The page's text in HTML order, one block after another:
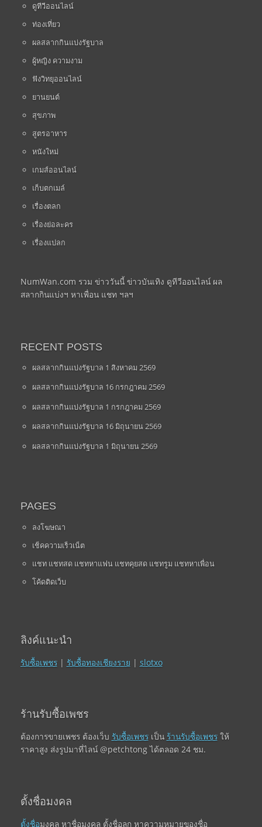
ดูทีวีออนไลน์
ท่องเที่ยว
ผลสลากกินแบ่งรัฐบาล
ผู้หญิง ความงาม
ฟังวิทยุออนไลน์
ยานยนต์
สุขภาพ
สูตรอาหาร
หนังใหม่
เกมส์ออนไลน์
เก็บตกเมล์
เรื่องตลก
เรื่องย่อละคร
เรื่องแปลก
NumWan.com รวม ข่าววันนี้ ข่าวบันเทิง ดูทีวีออนไลน์ ผล
สลากกินแบ่งฯ หาเพื่อน แชท ฯลฯ
RECENT POSTS
ผลสลากกินแบ่งรัฐบาล 1 สิงหาคม 2569
ผลสลากกินแบ่งรัฐบาล 16 กรกฎาคม 2569
ผลสลากกินแบ่งรัฐบาล 1 กรกฎาคม 2569
ผลสลากกินแบ่งรัฐบาล 16 มิถุนายน 2569
ผลสลากกินแบ่งรัฐบาล 1 มิถุนายน 2569
PAGES
ลงโฆษณา
เช็คความเร็วเน็ต
แชท แชทสด แชทหาแฟน แชทคุยสด แชทรูม แชทหาเพื่อน
โค้ดติดเว็บ
ลิงค์แนะนำ
รับซื้อเพชร| รับซื้อทองเชียงราย | slotxo
ร้านรับซื้อเพชร
ต้องการขายเพชร ต้องเว็บ รับซื้อเพชรเป็น ร้านรับซื้อเพชรให้
ราคาสูง ส่งรูปมาที่ไลน์ @petchtong ได้ตลอด 24 ชม.
ตั้งชื่อมงคล
ตั้งชื่อมงคล หาชื่อมงคล ตั้งชื่อลูก หาความหมายของชื่อ